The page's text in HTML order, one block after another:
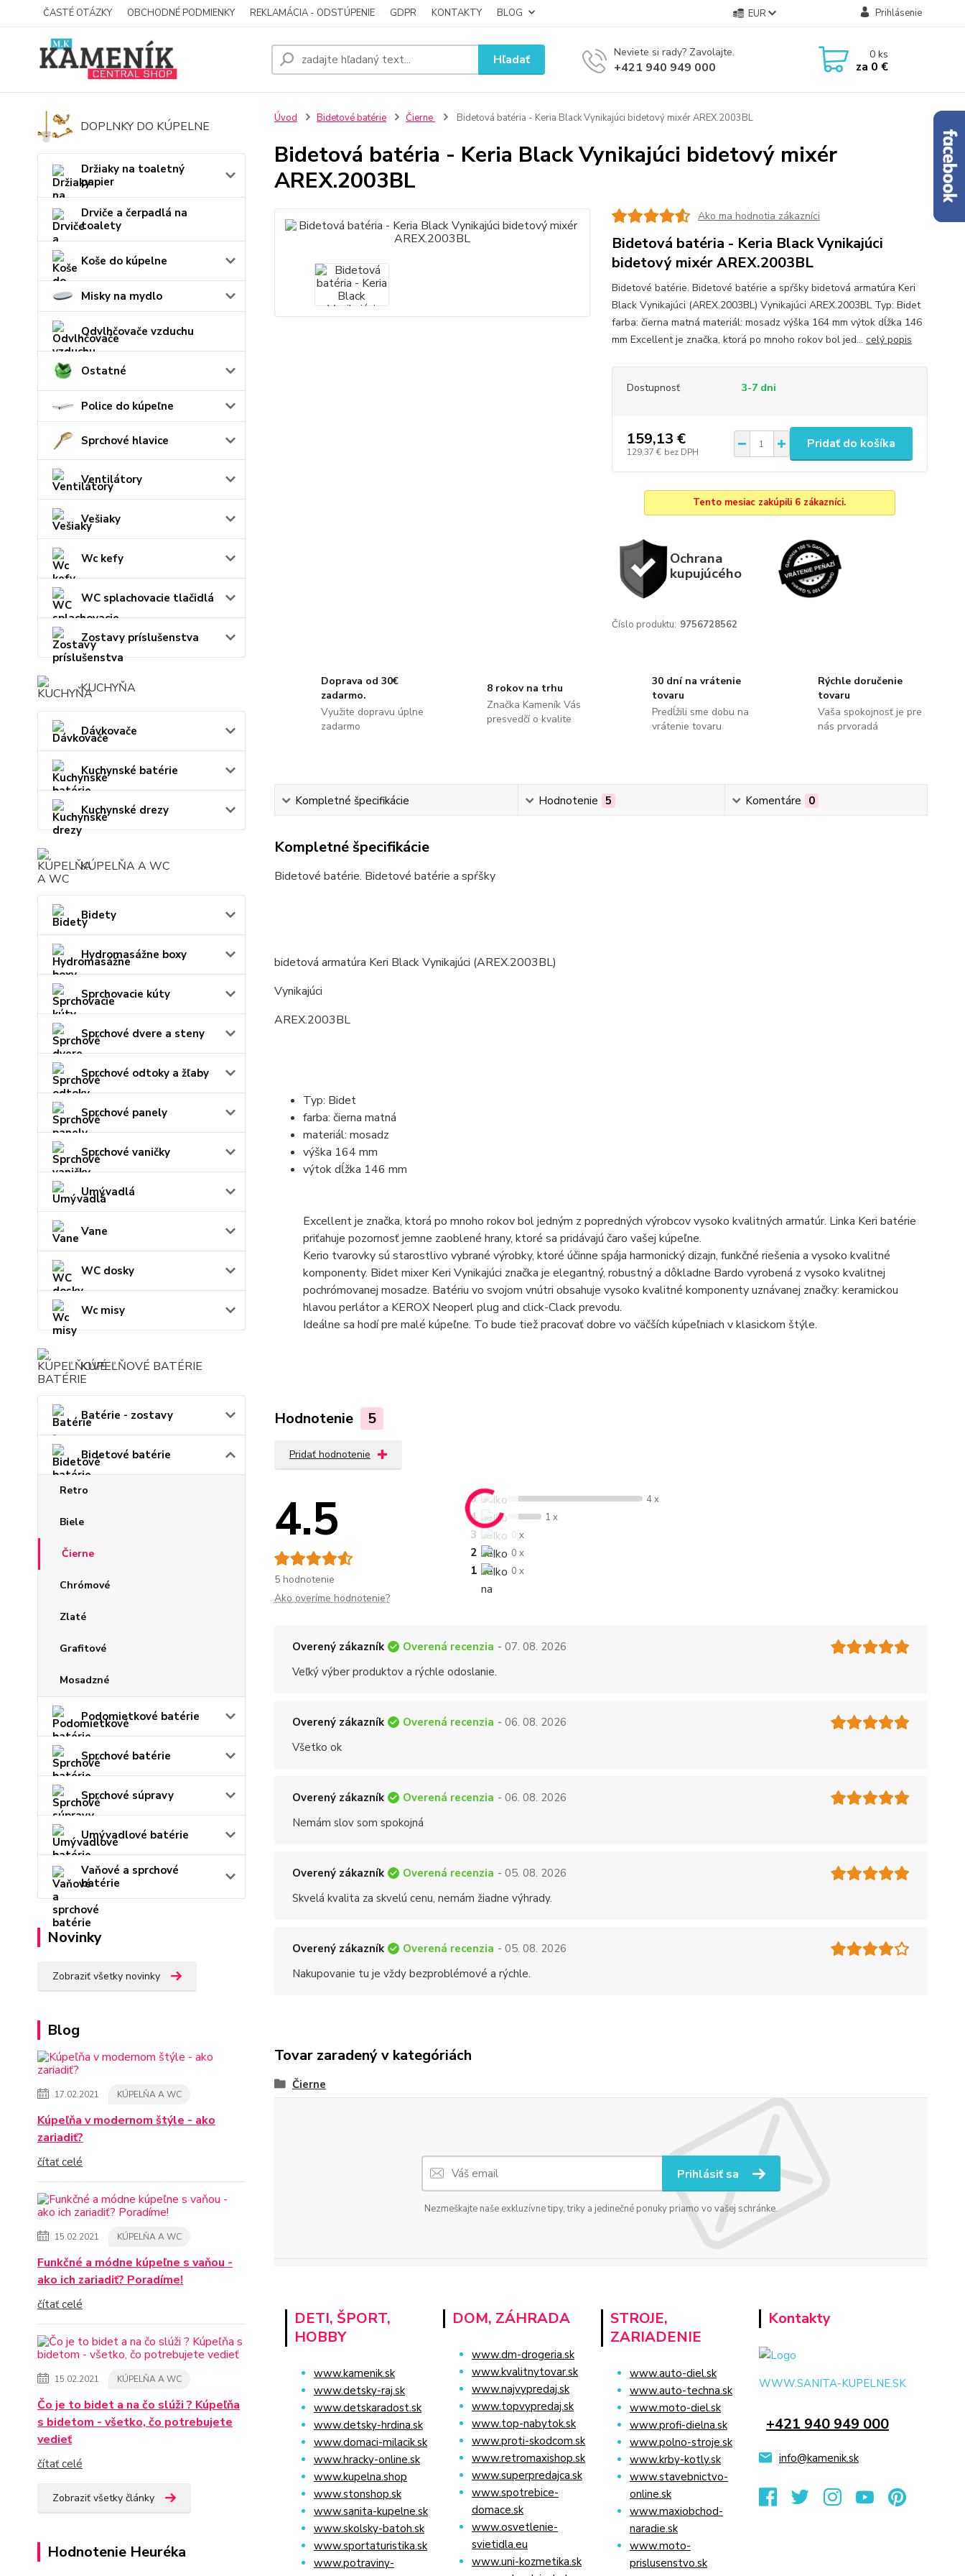
ČASTÉ OTÁZKY OBCHODNÉ PODMIENKY REKLAMÁCIA - ODSTÚPENIE GDPR KONTAKTY BLOG EUR Prihlásenie
Hľadať Neviete si rady? Zavolajte.
+421 940 949 000
0ks
za 0 €
DOPLNKY DO KÚPELNE
Držiaky na toaletný
papier
Drviče a čerpadlá na
toalety
Koše do kúpelne
Misky na mydlo
Odvlhčovače vzduchu
Ostatné
Police do kúpeľne
Sprchové hlavice
Ventilátory
Vešiaky
Wc kefy
WC splachovacie tlačidlá
Zostavy príslušenstva
KUCHYŇA
Dávkovače
Kuchynské batérie
Kuchynské drezy
KÚPELŇA A WC
Bidety
Hydromasážne boxy
Sprchovacie kúty
Sprchové dvere a steny
Sprchové odtoky a žľaby
Sprchové panely
Sprchové vaničky
Umývadlá
Vane
WC dosky
Wc misy
KÚPEĽŇOVÉ BATÉRIE
Batérie - zostavy
Bidetové batérie
Retro
Biele
Čierne
Chrómové
Zlaté
Grafitové
Mosadzné
Podomietkové batérie
Sprchové batérie
Sprchové súpravy
Umývadlové batérie
Vaňové a sprchové
batérie
Novinky
Zobraziť všetky novinky
Blog
17.02.2021 KÚPELŇA A WC
Kúpeľňa v modernom štýle - ako
zariadiť?
čítať celé
15.02.2021 KÚPELŇA A WC
Funkčné a módne kúpeľne s vaňou -
ako ich zariadiť? Poradíme!
čítať celé
15.02.2021 KÚPELŇA A WC
Čo je to bidet a na čo slúži ? Kúpeľňa
s bidetom - všetko, čo potrebujete
vedieť
čítať celé
Zobraziť všetky články
Hodnotenie Heuréka
Úvod Bidetové batérie Čierne Bidetová batéria - Keria Black Vynikajúci bidetový mixér AREX.2003BL
Bidetová batéria - Keria Black Vynikajúci bidetový mixér
AREX.2003BL
Ako ma hodnotia zákazníci
Bidetová batéria - Keria Black Vynikajúci
bidetový mixér AREX.2003BL
Bidetové batérie. Bidetové batérie a spŕšky bidetová armatúra Keri
Black Vynikajúci (AREX.2003BL) Vynikajúci AREX.2003BL Typ: Bidet
farba: čierna matná materiál: mosadz výška 164 mm výtok dĺžka 146
mm Excellent je značka, ktorá po mnoho rokov bol jed... celý popis
Dostupnosť 3-7 dni
159,13 €
129,37 € bez DPH
Pridať do košíka
Tento mesiac zakúpili 6 zákazníci.
Ochrana
kupujúcého
Číslo produktu: 9756728562
Doprava od 30€
zadarmo.
Využite dopravu úplne
zadarmo
8 rokov na trhu
Značka Kameník Vás
presvedčí o kvalite
30 dní na vrátenie
tovaru
Predĺžili sme dobu na
vrátenie tovaru
Rýchle doručenie
tovaru
Vaša spokojnosť je pre
nás prvoradá
Kompletné špecifikácie Hodnotenie 5 Komentáre 0
Kompletné špecifikácie
Bidetové batérie. Bidetové batérie a spŕšky
bidetová armatúra Keri Black Vynikajúci (AREX.2003BL)
Vynikajúci
AREX.2003BL
Typ: Bidet
farba: čierna matná
materiál: mosadz
výška 164 mm
výtok dĺžka 146 mm
Excellent je značka, ktorá po mnoho rokov bol jedným z popredných výrobcov vysoko kvalitných armatúr. Linka Keri batérie
priťahuje pozornosť jemne zaoblené hrany, ktoré sa pridávajú čaro vašej kúpeľne.
Kerio tvarovky sú starostlivo vybrané výrobky, ktoré účinne spája harmonický dizajn, funkčné riešenia a vysoko kvalitné
komponenty. Bidet mixer Keri Vynikajúci značka je elegantný, robustný a dôkladne Bardo vyrobená z vysoko kvalitnej
pochrómovanej mosadze. Batériu vo svojom vnútri obsahuje vysoko kvalitné komponenty uznávanej značky: keramickou
hlavou perlátor a KEROX Neoperl plug and click-Clack prevodu.
Ideálne sa hodí pre malé kúpeľne. To bude tiež pracovať dobre vo väčších kúpeľniach v klasickom štýle.
Hodnotenie 5
Pridať hodnotenie
4.5
5 hodnotenie
5 4 x
4 1 x
3 0 x
2 0 x
1 0 x
Ako overíme hodnotenie?
Overený zákazník Overená recenzia - 07. 08. 2026
Veľký výber produktov a rýchle odoslanie.
Overený zákazník Overená recenzia - 06. 08. 2026
Všetko ok
Overený zákazník Overená recenzia - 06. 08. 2026
Nemám slov som spokojná
Overený zákazník Overená recenzia - 05. 08. 2026
Skvelá kvalita za skvelú cenu, nemám žiadne výhrady.
Overený zákazník Overená recenzia - 05. 08. 2026
Nakupovanie tu je vždy bezproblémové a rýchle.
Tovar zaradený v kategóriách
Čierne
Prihlásiť sa
Nezmeškajte naše exkluzívne tipy, triky a jedinečné ponuky priamo vo vašej schránke.
DETI, ŠPORT,
HOBBY
www.kamenik.sk
www.detsky-raj.sk
www.detskaradost.sk
www.detsky-hrdina.sk
www.domaci-milacik.sk
www.hracky-online.sk
www.kupelna.shop
www.stonshop.sk
www.sanita-kupelne.sk
www.skolsky-batoh.sk
www.sportaturistika.sk
www.potraviny-
DOM, ZÁHRADA
www.dm-drogeria.sk
www.kvalitnytovar.sk
www.najvypredaj.sk
www.topvypredaj.sk
www.top-nabytok.sk
www.proti-skodcom.sk
www.retromaxishop.sk
www.superpredajca.sk
www.spotrebice-
domace.sk
www.osvetlenie-
svietidla.eu
www.uni-kozmetika.sk
STROJE,
ZARIADENIE
www.auto-diel.sk
www.auto-techna.sk
www.moto-diel.sk
www.profi-dielna.sk
www.polno-stroje.sk
www.krby-kotly.sk
www.stavebnictvo-
online.sk
www.maxiobchod-
naradie.sk
www.moto-
prislusenstvo.sk
Kontakty
WWW.SANITA-KUPELNE.SK
+421 940 949 000
info@kamenik.sk